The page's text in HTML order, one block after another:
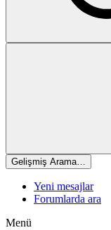
Gelişmiş Arama…
Yeni mesajlar
Forumlarda ara
Menü